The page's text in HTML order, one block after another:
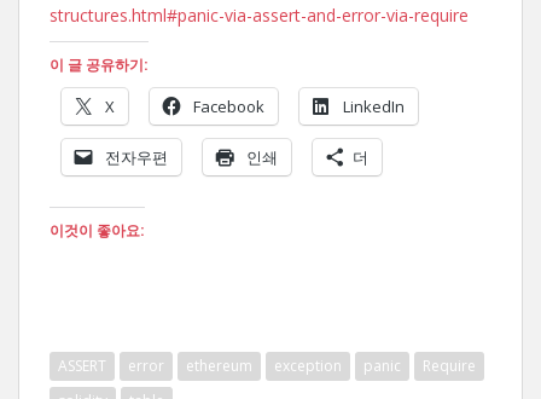
structures.html#panic-via-assert-and-error-via-require
이 글 공유하기:
X Facebook LinkedIn
전자우편 인쇄 더
이것이 좋아요:
ASSERT error ethereum exception panic
Require